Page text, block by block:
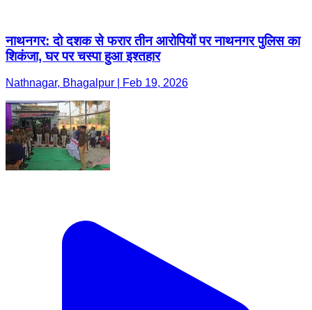
नाथनगर: दो दशक से फरार तीन आरोपियों पर नाथनगर पुलिस का
शिकंजा, घर पर चस्पा हुआ इश्तहार
Nathnagar, Bhagalpur | Feb 19, 2026